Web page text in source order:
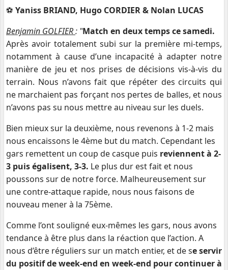
⚽️ Yaniss BRIAND, Hugo CORDIER & Nolan LUCAS
Benjamin GOLFIER: "Match en deux temps ce samedi.
Après avoir totalement subi sur la première mi-temps,
notamment à cause d’une incapacité à adapter notre
manière de jeu et nos prises de décisions vis-à-vis du
terrain. Nous n’avons fait que répéter des circuits qui
ne marchaient pas forçant nos pertes de balles, et nous
n’avons pas su nous mettre au niveau sur les duels.
Bien mieux sur la deuxième, nous revenons à 1-2 mais
nous encaissons le 4ème but du match. Cependant les
gars remettent un coup de casque puis reviennent à 2-
3 puis égalisent, 3-3. Le plus dur est fait et nous
poussons sur de notre force. Malheureusement sur
une contre-attaque rapide, nous nous faisons de
nouveau mener à la 75ème.
Comme l’ont souligné eux-mêmes les gars, nous avons
tendance à être plus dans la réaction que l’action. A
nous d’être réguliers sur un match entier, et de se servir
du positif de week-end en week-end pour continuer à